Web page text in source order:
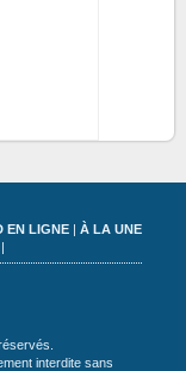
EN LIGNE| À LA UNE
interdite sans